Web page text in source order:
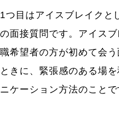
今までの経験で、弊社で
性格や人間性を知るための
あなたの長所と短所を教
周りの方はあなたをどの
1つ目はアイスブレイクと
の面接質問です。アイス
職希望者の方が初めて会
ときに、緊張感のある場
ニケーション方法のことで